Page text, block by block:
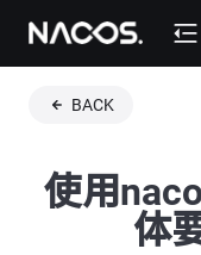
BACK
使用
体